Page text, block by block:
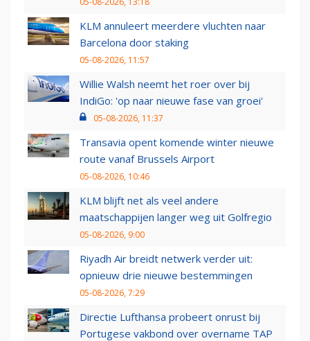
KLM annuleert meerdere vluchten naar
Barcelona door staking
05-08-2026, 11:57
Willie Walsh neemt het roer over bij
IndiGo: 'op naar nieuwe fase van groei'
05-08-2026, 11:37
Transavia opent komende winter nieuwe
route vanaf Brussels Airport
05-08-2026, 10:46
KLM blijft net als veel andere
maatschappijen langer weg uit Golfregio
05-08-2026, 9:00
Riyadh Air breidt netwerk verder uit:
opnieuw drie nieuwe bestemmingen
05-08-2026, 7:29
Directie Lufthansa probeert onrust bij
Portugese vakbond over overname TAP